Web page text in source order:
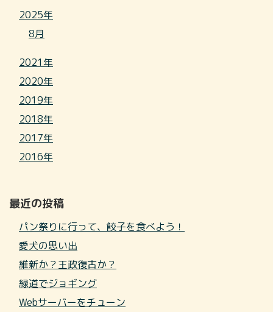
2025年
8月
2021年
2020年
2019年
2018年
2017年
2016年
最近の投稿
パン祭りに行って、餃子を食べよう！
愛犬の思い出
維新か？王政復古か？
緑道でジョギング
Webサーバーをチューン